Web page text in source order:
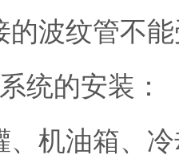
的波纹管不
统的安装：
、机油箱、